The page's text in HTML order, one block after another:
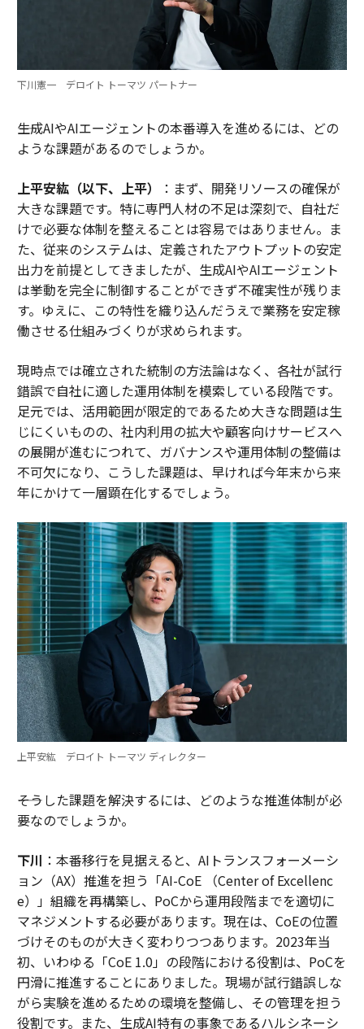
下川憲一 デロイト トーマツ パートナー
――生成AIやAIエージェントの本番導入を進めるには、どの
ような課題があるのでしょうか。
上平安紘（以下、上平）
：まず、開発リソースの確保が
大きな課題です。特に専門人材の不足は深刻で、自社だ
けで必要な体制を整えることは容易ではありません。ま
た、従来のシステムは、定義されたアウトプットの安定
出力を前提としてきましたが、生成AIやAIエージェント
は挙動を完全に制御することができず不確実性が残りま
す。ゆえに、この特性を織り込んだうえで業務を安定稼
働させる仕組みづくりが求められます。
現時点では確立された統制の方法論はなく、各社が試行
錯誤で自社に適した運用体制を模索している段階です。
足元では、活用範囲が限定的であるため大きな問題は生
じにくいものの、社内利用の拡大や顧客向けサービスへ
の展開が進むにつれて、ガバナンスや運用体制の整備は
不可欠になり、こうした課題は、早ければ今年末から来
年にかけて一層顕在化するでしょう。
上平安紘 デロイト トーマツ ディレクター
――そうした課題を解決するには、どのような推進体制が必
要なのでしょうか。
下川 ：本番移行を見据えると、AIトランスフォーメーシ
ョン（AX）推進を担う「AI-CoE （Center of Excellenc
e）」組織を再構築し、PoCから運用段階までを適切に
マネジメントする必要があります。現在は、CoEの位置
づけそのものが大きく変わりつつあります。2023年当
初、いわゆる「CoE 1.0」の段階における役割は、PoCを
円滑に推進することにありました。現場が試行錯誤しな
がら実験を進めるための環境を整備し、その管理を担う
役割です。また、生成AI特有の事象であるハルシネーシ